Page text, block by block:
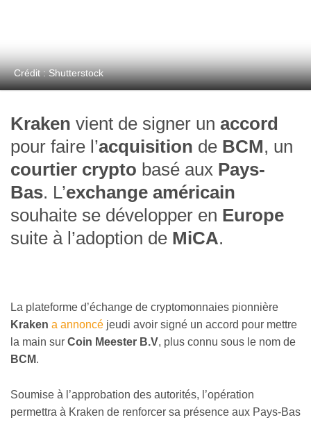
Crédit : Shutterstock
Kraken vient de signer un accord
pour faire l’acquisition de BCM, un
courtier crypto basé aux Pays-
Bas. L’exchange américain
souhaite se développer en Europe
suite à l’adoption de MiCA.
La plateforme d’échange de cryptomonnaies pionnière
Kraken a annoncé jeudi avoir signé un accord pour mettre
la main sur Coin Meester B.V, plus connu sous le nom de
BCM.
Soumise à l’approbation des autorités, l’opération
permettra à Kraken de renforcer sa présence aux Pays-Bas